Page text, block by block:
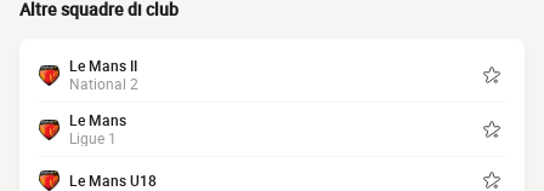
Altre squadre di club
Le Mans II
National 2
Le Mans
Ligue 1
Le Mans U18